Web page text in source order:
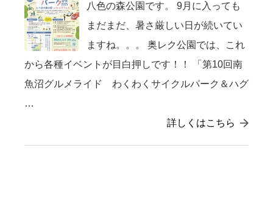
八色の森公園です。 9月に入っても
まだまだ、暑さ厳しい日が続いてい
ますね。。。 奥レク公園では、これ
から各種イベントが目白押しです！！ 「第10回南
魚沼グルメライド わくわくサイクルパーク＆ハグ
…
詳しくはこちら